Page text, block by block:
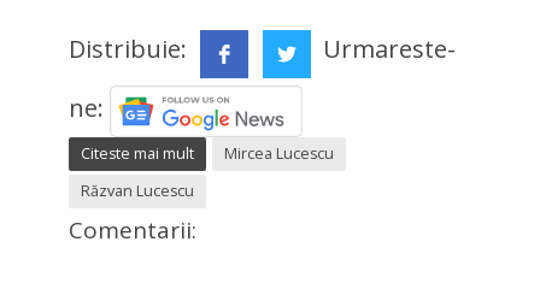
Distribuie:
Urmareste-
ne:
Citeste mai mult
Mircea Lucescu
Răzvan Lucescu
Comentarii: